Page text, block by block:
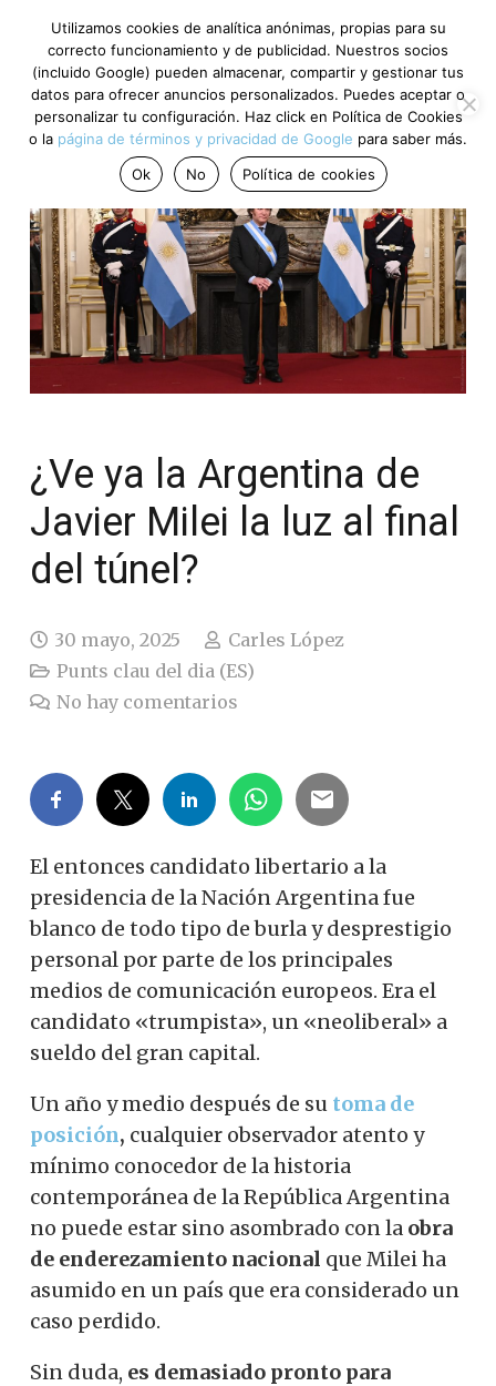
¿Ve ya la Argentina de
Javier Milei la luz al final
del túnel?
30 mayo, 2025
Carles López
Punts clau del dia (ES)
No hay comentarios
El entonces candidato libertario a la
presidencia de la Nación Argentina fue
blanco de todo tipo de burla y desprestigio
personal por parte de los principales
medios de comunicación europeos. Era el
candidato «trumpista», un «neoliberal» a
sueldo del gran capital.
Un año y medio después de su toma de
posición, cualquier observador atento y
mínimo conocedor de la historia
contemporánea de la República Argentina
no puede estar sino asombrado con la obra
de enderezamiento nacional que Milei ha
asumido en un país que era considerado un
caso perdido.
Sin duda, es demasiado pronto para
Utilizamos cookies de analítica anónimas, propias para su
correcto funcionamiento y de publicidad. Nuestros socios
(incluido Google) pueden almacenar, compartir y gestionar tus
datos para ofrecer anuncios personalizados. Puedes aceptar o
personalizar tu configuración. Haz click en Política de Cookies
o la página de términos y privacidad de Google para saber más.
Ok
No Política de cookies